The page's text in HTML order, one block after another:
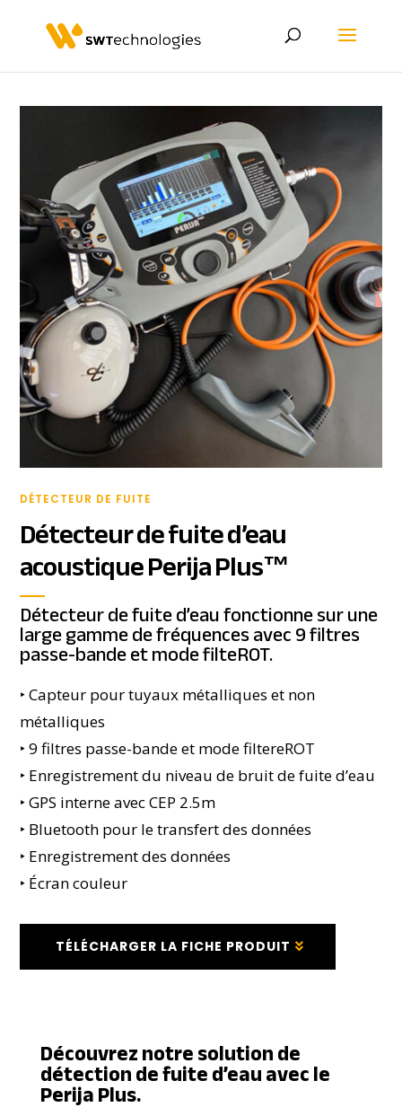
DÉTECTEUR DE FUITE
Détecteur de fuite d’eau
acoustique Perija Plus™
Détecteur de fuite d’eau fonctionne sur une
large gamme de fréquences avec 9 filtres
passe-bande et mode filteROT.
‣ Capteur pour tuyaux métalliques et non
métalliques
‣ 9 filtres passe-bande et mode filtereROT
‣ Enregistrement du niveau de bruit de fuite d’eau
‣ GPS interne avec CEP 2.5m
‣ Bluetooth pour le transfert des données
‣ Enregistrement des données
‣ Écran couleur
TÉLÉCHARGER LA FICHE PRODUIT
Découvrez notre solution de
détection de fuite d’eau avec le
Perija Plus.